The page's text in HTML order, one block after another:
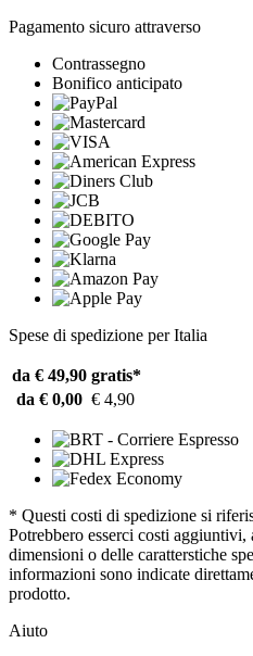
Pagamento sicuro attraverso
Contrassegno
Bonifico anticipato
Spese di spedizione per Italia
da € 49,90 gratis*
da € 0,00 € 4,90
* Questi costi di spedizione si
Potrebbero esserci costi aggiuntivi,
dimensioni o delle caratterstiche
informazioni sono indicate
prodotto.
Aiuto